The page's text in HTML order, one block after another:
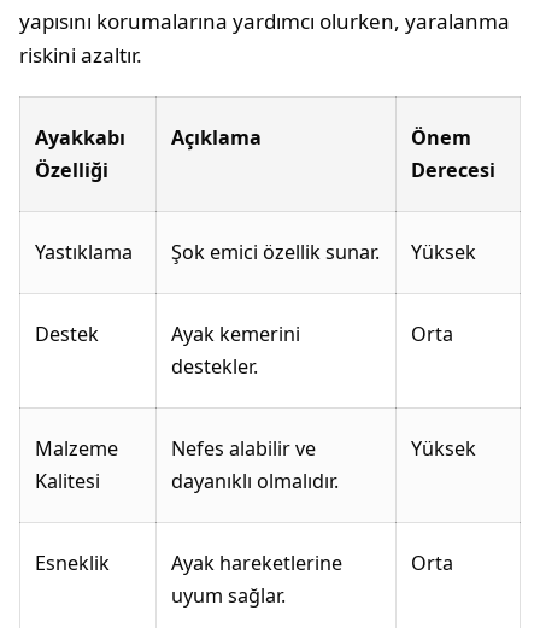
yapısını korumalarına yardımcı olurken, yaralanma
riskini azaltır.
Ayakkabı
Özelliği
Açıklama
Önem
Derecesi
Yastıklama Şok emici özellik sunar. Yüksek
Destek
Ayak kemerini
destekler.
Orta
Malzeme
Kalitesi
Nefes alabilir ve
dayanıklı olmalıdır.
Yüksek
Esneklik
Ayak hareketlerine
uyum sağlar.
Orta